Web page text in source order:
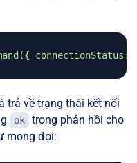
trả về trạng thái kết nối
ok
trong phản hồi cho
mong đợi: